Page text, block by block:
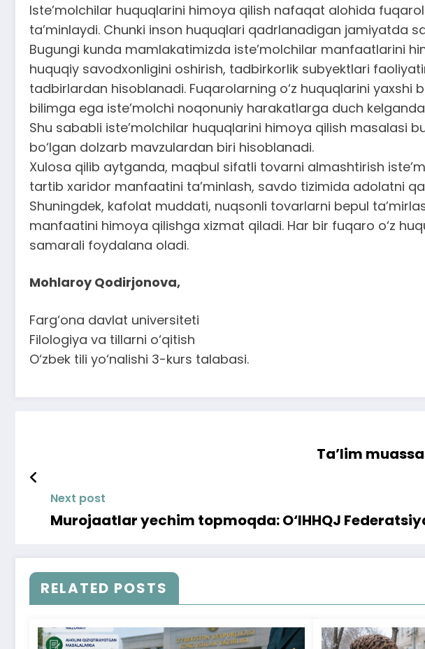
Iste’molchilar huquqlarini himoya qilish nafaqat alohida
ta’minlaydi. Chunki inson huquqlari qadrlanadigan jamiyatda
Bugungi kunda mamlakatimizda iste’molchilar manfaatlarini
huquqiy savodxonligini oshirish, tadbirkorlik subyektlari
tadbirlardan hisoblanadi. Fuqarolarning o‘z huquqlarini
bilimga ega iste’molchi noqonuniy harakatlarga duch
Shu sababli iste’molchilar huquqlarini himoya qilish
bo‘lgan dolzarb mavzulardan biri hisoblanadi.
Xulosa qilib aytganda, maqbul sifatli tovarni almashtirish
tartib xaridor manfaatini ta’minlash, savdo tizimida adolatni
Shuningdek, kafolat muddati, nuqsonli tovarlarni bepul
manfaatini himoya qilishga xizmat qiladi. Har bir fuqaro o‘z
samarali foydalana oladi.
Mohlaroy Qodirjonova,
Farg‘ona davlat universiteti
Filologiya va tillarni o‘qitish
O‘zbek tili yo‘nalishi 3-kurs talabasi.
Ta’lim
Next post
Murojaatlar yechim topmoqda: O‘IHHQJ
RELATED POSTS